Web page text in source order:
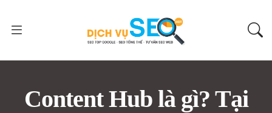
Content Hub là gì? Tại